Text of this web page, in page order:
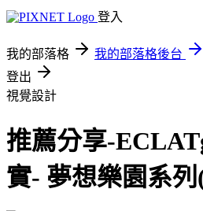
登入
我的部落格 我的部落格後台
登出
視覺設計
推薦分享-
實- 夢想樂園系